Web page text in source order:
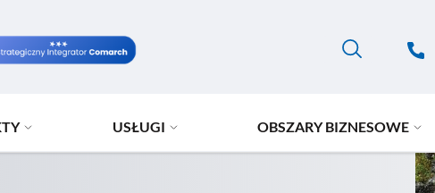
USŁUGI OBSZARY BIZNESOWE